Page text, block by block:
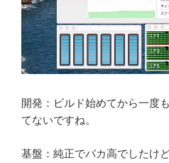
開発：ビルド始めてから一度
てないですね。
基盤：純正でバカ高でしたけ